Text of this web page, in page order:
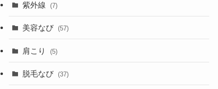
紫外線 (7)
美容なび (57)
肩こり (5)
脱毛なび (37)